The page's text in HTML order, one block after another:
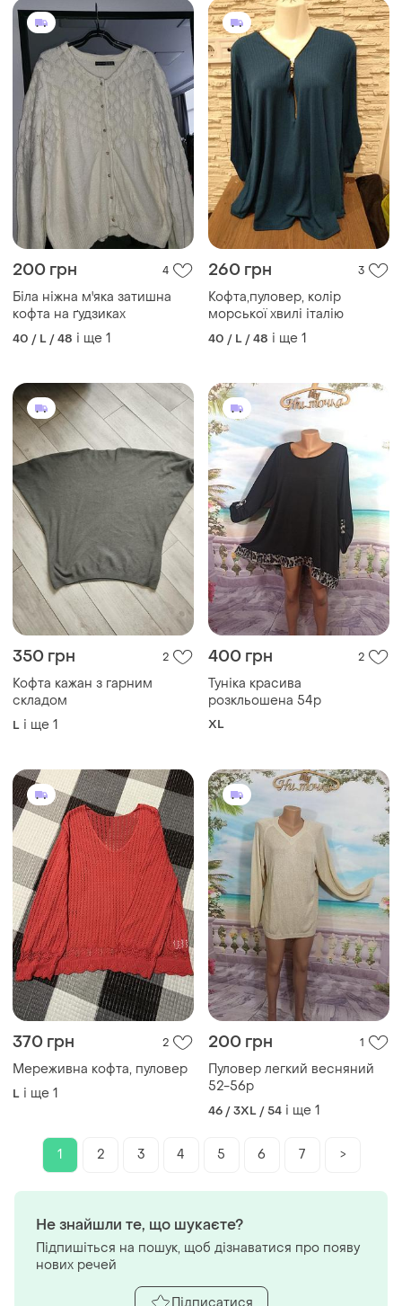
200 грн 4
Біла ніжна м'яка затишна
кофта на ґудзиках
40 / L / 48 і ще 1
260 грн 3
Кофта,пуловер, колір
морської хвилі італію
40 / L / 48 і ще 1
350 грн 2
Кофта кажан з гарним
складом
L і ще 1
400 грн 2
Туніка красива
розкльошена 54р
XL
370 грн 2
Мереживна кофта, пуловер
L і ще 1
200 грн 1
Пуловер легкий весняний
52-56р
46 / 3XL / 54 і ще 1
1 2 3 4 5 6 7 >
Не знайшли те, що шукаєте?
Підпишіться на пошук, щоб дізнаватися про появу
нових речей